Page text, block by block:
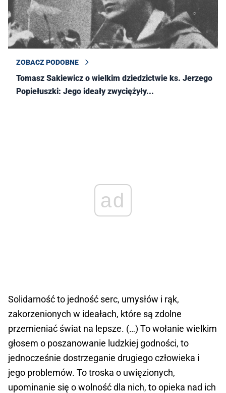
ZOBACZ PODOBNE
Tomasz Sakiewicz o wielkim dziedzictwie ks. Jerzego
Popiełuszki: Jego ideały zwyciężyły...
ad
Solidarność to jedność serc, umysłów i rąk,
zakorzenionych w ideałach, które są zdolne
przemieniać świat na lepsze. (…) To wołanie wielkim
głosem o poszanowanie ludzkiej godności, to
jednocześnie dostrzeganie drugiego człowieka i
jego problemów. To troska o uwięzionych,
upominanie się o wolność dla nich, to opieka nad ich